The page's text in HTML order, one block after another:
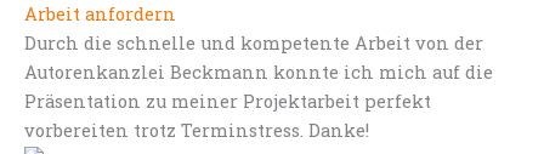
Arbeit anfordern
Durch die schnelle und kompetente Arbeit von der
Autorenkanzlei Beckmann konnte ich mich auf die
Präsentation zu meiner Projektarbeit perfekt
vorbereiten trotz Terminstress. Danke!